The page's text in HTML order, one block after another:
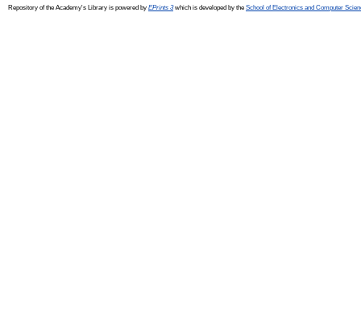
Repository of the Academy's Library is powered by EPrints 3which is developed by the School of Electronics and Computer